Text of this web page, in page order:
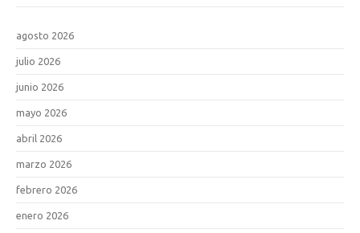
agosto 2026
julio 2026
junio 2026
mayo 2026
abril 2026
marzo 2026
febrero 2026
enero 2026